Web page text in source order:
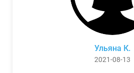
Ульяна К.
2021-08-13